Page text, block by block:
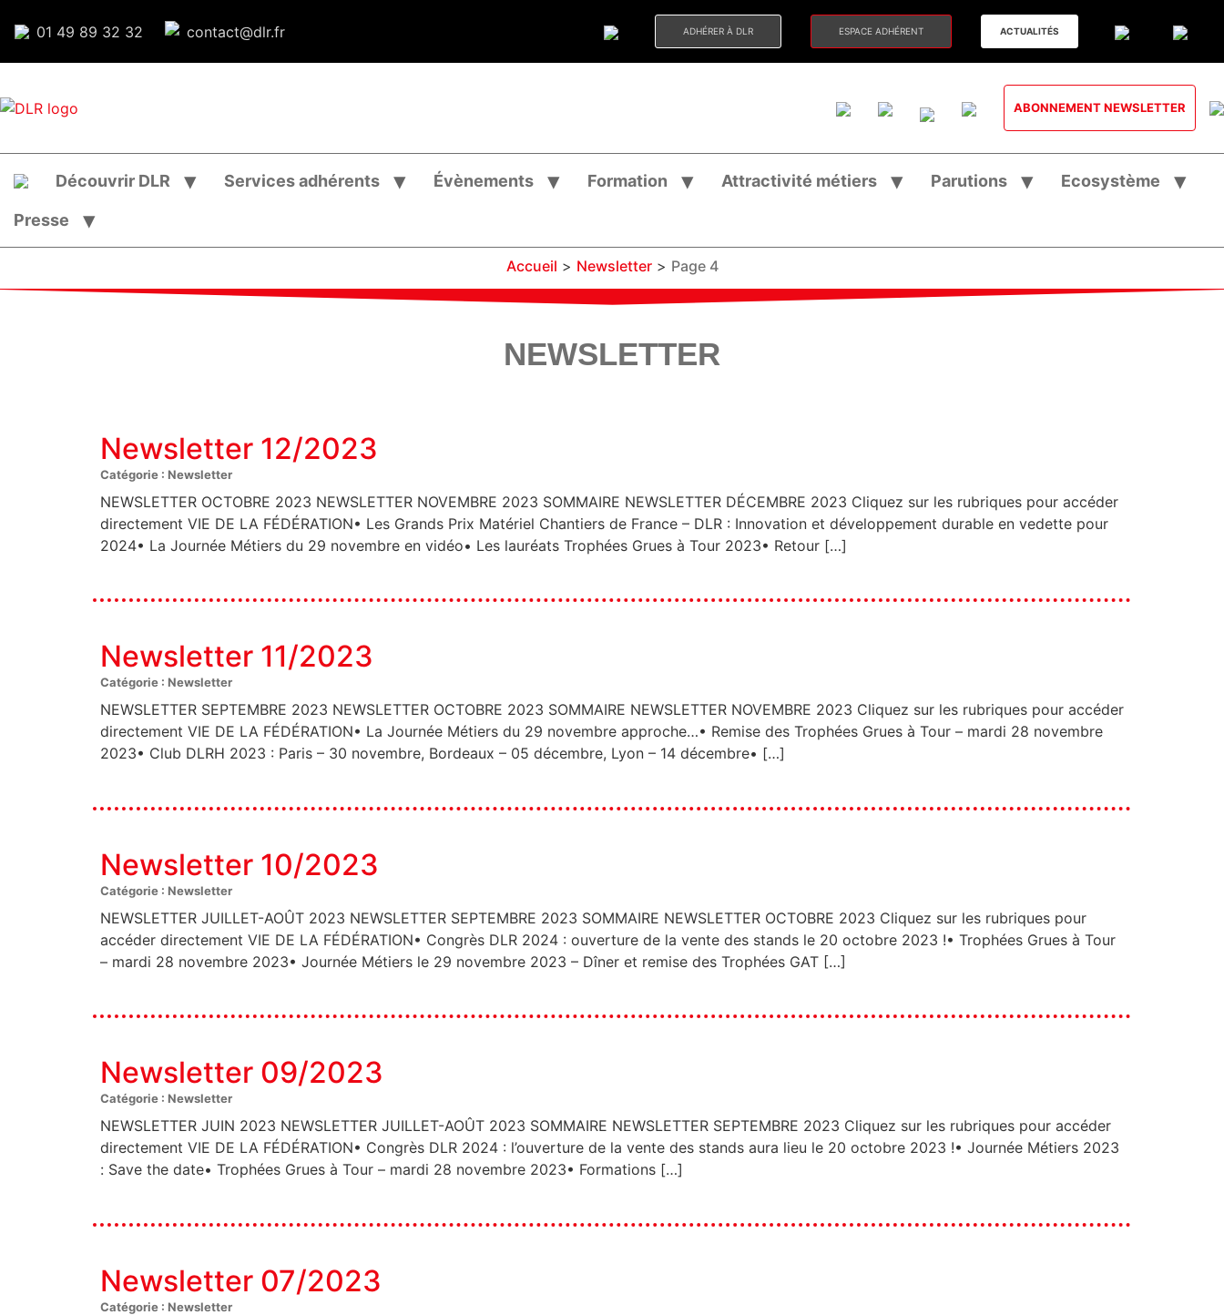
01 49 89 32 32 contact@dlr.fr ADHÉRER À DLR ESPACE ADHÉRENT ACTUALITÉS
ABONNEMENT NEWSLETTER
Découvrir DLR Services adhérents Évènements Formation Attractivité métiers Parutions Ecosystème
Presse
Accueil > Newsletter> Page 4
NEWSLETTER
Newsletter 12/2023
Catégorie : Newsletter
NEWSLETTER OCTOBRE 2023 NEWSLETTER NOVEMBRE 2023 SOMMAIRE NEWSLETTER DÉCEMBRE 2023 Cliquez sur les rubriques pour accéder
directement VIE DE LA FÉDÉRATION• Les Grands Prix Matériel Chantiers de France – DLR : Innovation et développement durable en vedette pour
2024• La Journée Métiers du 29 novembre en vidéo• Les lauréats Trophées Grues à Tour 2023• Retour […]
Newsletter 11/2023
Catégorie : Newsletter
NEWSLETTER SEPTEMBRE 2023 NEWSLETTER OCTOBRE 2023 SOMMAIRE NEWSLETTER NOVEMBRE 2023 Cliquez sur les rubriques pour accéder
directement VIE DE LA FÉDÉRATION• La Journée Métiers du 29 novembre approche…• Remise des Trophées Grues à Tour – mardi 28 novembre
2023• Club DLRH 2023 : Paris – 30 novembre, Bordeaux – 05 décembre, Lyon – 14 décembre• […]
Newsletter 10/2023
Catégorie : Newsletter
NEWSLETTER JUILLET-AOÛT 2023 NEWSLETTER SEPTEMBRE 2023 SOMMAIRE NEWSLETTER OCTOBRE 2023 Cliquez sur les rubriques pour
accéder directement VIE DE LA FÉDÉRATION• Congrès DLR 2024 : ouverture de la vente des stands le 20 octobre 2023 !• Trophées Grues à Tour
– mardi 28 novembre 2023• Journée Métiers le 29 novembre 2023 – Dîner et remise des Trophées GAT […]
Newsletter 09/2023
Catégorie : Newsletter
NEWSLETTER JUIN 2023 NEWSLETTER JUILLET-AOÛT 2023 SOMMAIRE NEWSLETTER SEPTEMBRE 2023 Cliquez sur les rubriques pour accéder
directement VIE DE LA FÉDÉRATION• Congrès DLR 2024 : l’ouverture de la vente des stands aura lieu le 20 octobre 2023 !• Journée Métiers 2023
: Save the date• Trophées Grues à Tour – mardi 28 novembre 2023• Formations […]
Newsletter 07/2023
Catégorie : Newsletter